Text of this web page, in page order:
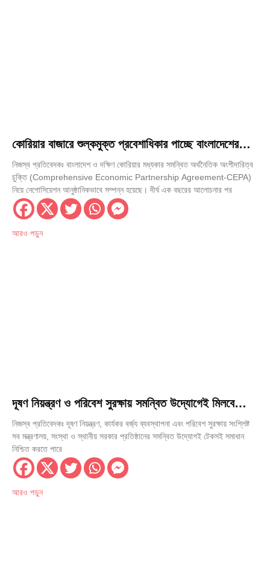
কোরিয়ার বাজারে শুল্কমুক্ত প্রবেশাধিকার পাচ্ছে বাংলাদেশের
৮৪২৮ পণ্য
নিজস্ব প্রতিবেদকঃ বাংলাদেশ ও দক্ষিণ কোরিয়ার মধ্যকার সমন্বিত অর্থনৈতিক অংশীদারিত্ব
চুক্তি (Comprehensive Economic Partnership Agreement-CEPA)
নিয়ে নেগোসিয়েশন আনুষ্ঠানিকভাবে সম্পন্ন হয়েছে। দীর্ঘ এক বছরের আলোচনার পর
আরও পড়ুন
দূষণ নিয়ন্ত্রণ ও পরিবেশ সুরক্ষায় সমন্বিত উদ্যোগেই মিলবে
টেকসই সমাধান: স্থানীয় সরকার মন্ত্রী
নিজস্ব প্রতিবেদকঃ দূষণ নিয়ন্ত্রণ, কার্যকর বর্জ্য ব্যবস্থাপনা এবং পরিবেশ সুরক্ষায় সংশ্লিষ্ট
সব মন্ত্রণালয়, সংস্থা ও স্থানীয় সরকার প্রতিষ্ঠানের সমন্বিত উদ্যোগই টেকসই সমাধান
নিশ্চিত করতে পারে
আরও পড়ুন